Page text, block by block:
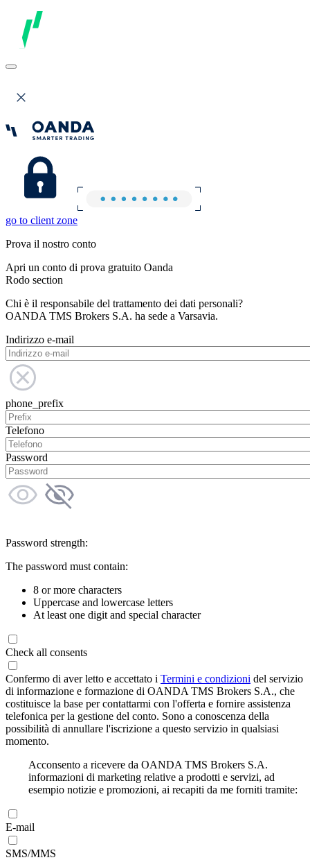
go to client zone
Prova il nostro conto
Apri un conto di prova gratuito Oanda
Rodo section
Chi è il responsabile del trattamento dei dati personali?
OANDA TMS Brokers S.A. ha sede a Varsavia.
Indirizzo e-mail
phone_prefix
Telefono
Password
Password strength:
The password must contain:
8 or more characters
Uppercase and lowercase letters
At least one digit and special character
Check all consents
Confermo di aver letto e accettato i Termini e condizioni del servizio
di informazione e formazione di OANDA TMS Brokers S.A., che
costituisce la base per contattarmi con l'offerta e fornire assistenza
telefonica per la gestione del conto. Sono a conoscenza della
possibilità di annullare l'iscrizione a questo servizio in qualsiasi
momento.
Acconsento a ricevere da OANDA TMS Brokers S.A.
informazioni di marketing relative a prodotti e servizi, ad
esempio notizie e promozioni, ai recapiti da me forniti tramite:
E-mail
SMS/MMS